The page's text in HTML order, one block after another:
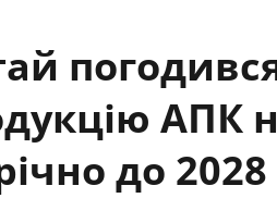
АПК
до